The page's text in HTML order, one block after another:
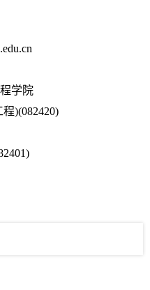
学院
)(082420)